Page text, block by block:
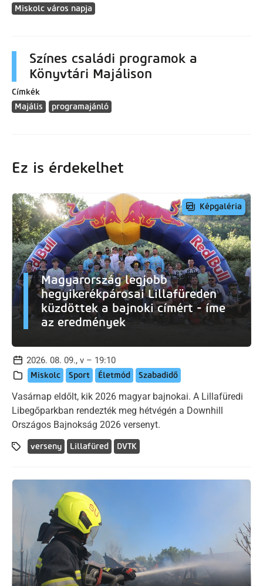
Miskolc város napja
Színes családi programok a
Könyvtári Majálison
Címkék
Majális
programajánló
Ez is érdekelhet
Képgaléria
Magyarország legjobb
hegyikerékpárosai Lillafüreden
küzdöttek a bajnoki címért - íme
az eredmények
2026. 08. 09., v – 19:10
Miskolc Sport Életmód Szabadidő
Vasárnap eldőlt, kik 2026 magyar bajnokai. A Lillafüredi
Libegőparkban rendezték meg hétvégén a Downhill
Országos Bajnokság 2026 versenyt.
verseny Lillafüred DVTK